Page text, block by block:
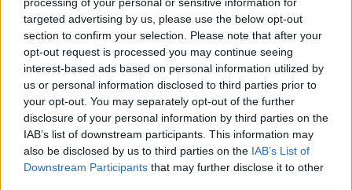
targeted advertising by us, please use the below opt-out
section to confirm your selection. Please note that after your
opt-out request is processed you may continue seeing
interest-based ads based on personal information utilized by
us or personal information disclosed to third parties prior to
your opt-out. You may separately opt-out of the further
disclosure of your personal information by third parties on the
IAB’s list of downstream participants. This information may
also be disclosed by us to third parties on the IAB’s List of
Downstream Participants that may further disclose it to other
felnőttem” – mondta.
1999 februárjában eljegyezték egymást, de 2001-ben végül
„Én voltam az első” – a MeToo
egyik szikrája